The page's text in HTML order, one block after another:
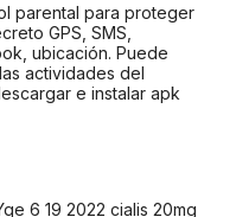
parental para proteger
GPS, SMS,
ubicación. Puede
actividades del
e instalar apk
6 19 2022 cialis 20mg